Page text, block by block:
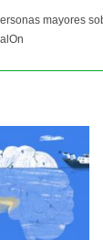
mayores